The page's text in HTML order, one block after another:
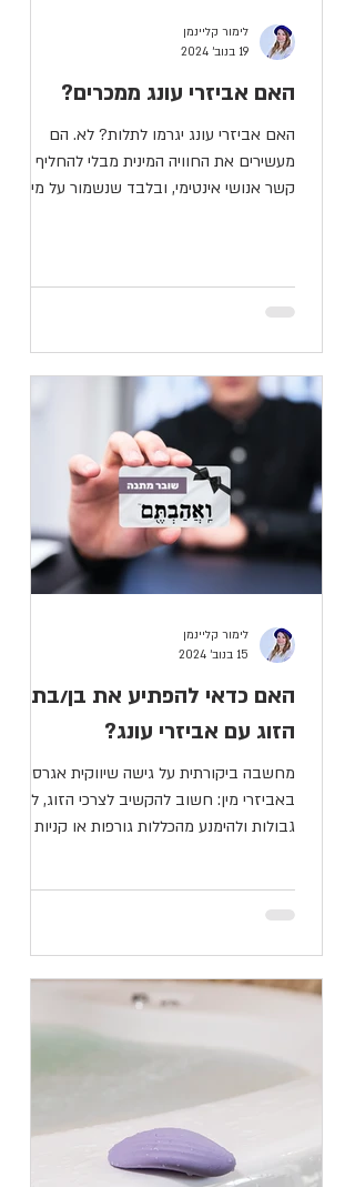
האם אביזרי עונג ממכרים?
האם אביזרי עונג יגרמו לתלות? לא. הם
מעשירים את החוויה המינית מבלי להחליף
קשר אנושי אינטימי, ובלבד שנשמור על מינון
לימור קליינמן
19 בנוב׳ 2024
האם כדאי להפתיע את בן/בת
הזוג עם אביזרי עונג?
מחשבה ביקורתית על גישה שיווקית אגרסיבית
באביזרי מין: חשוב להקשיב לצרכי הזוג, לכבד
גבולות ולהימנע מהכללות גורפות או קניות
לימור קליינמן
15 בנוב׳ 2024